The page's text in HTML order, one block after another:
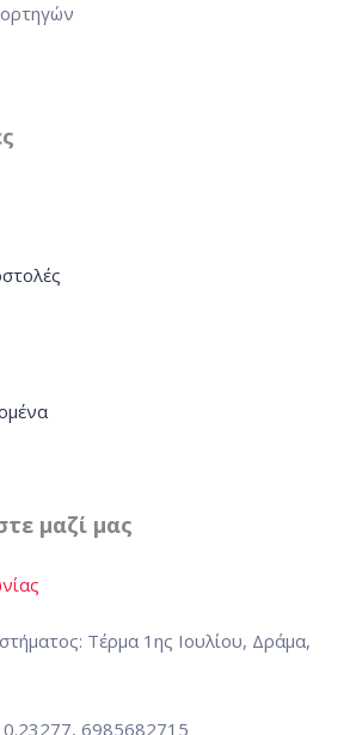
μαζί μας
Τέρμα 1ης Ιουλίου, Δράμα,
6985682715